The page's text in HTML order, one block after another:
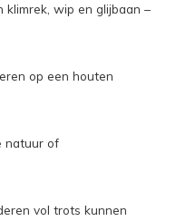
klimrek, wip en glijbaan –
op een houten
natuur of
vol trots kunnen